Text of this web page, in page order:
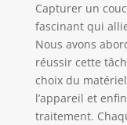
! Multi-
Microsoft
macOS et
Accès à
Capturer un
fascinant qui
Nous avons
réussir cette
choix du
l’appareil et
traitement.